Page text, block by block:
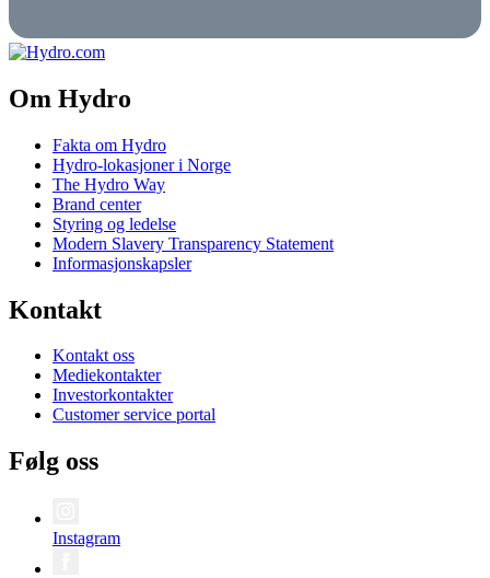
Om Hydro
Fakta om Hydro
Hydro-lokasjoner i Norge
The Hydro Way
Brand center
Styring og ledelse
Modern Slavery Transparency Statement
Informasjonskapsler
Kontakt
Kontakt oss
Mediekontakter
Investorkontakter
Customer service portal
Følg oss
Instagram